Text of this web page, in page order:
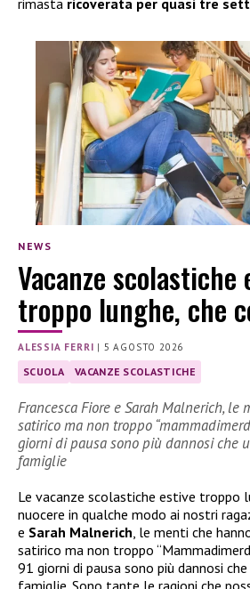
rimasta ricoverata per quasi tre
NEWS
Vacanze scolastiche
troppo lunghe, che
ALESSIA FERRI | 5 AGOSTO 2026
SCUOLA VACANZE SCOLASTICHE
Francesca Fiore e Sarah Malnerich,
satirico ma non troppo
giorni di pausa sono più dannosi che
famiglie
Le vacanze scolastiche estive troppo
nuocere in qualche modo ai nostri
e Sarah Malnerich , le menti che
satirico ma non troppo
91 giorni di pausa sono più dannosi
famiglie. Sono tante le ragioni che